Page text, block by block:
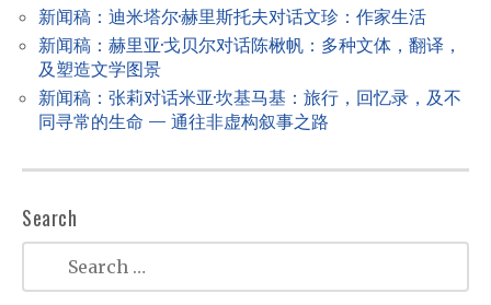
i
n
新闻稿：迪米塔尔·赫里斯托夫对话文珍：作家生活
新闻稿：赫里亚·戈贝尔对话陈楸帆：多种文体，翻译，
及塑造文学图景
新闻稿：张莉对话米亚·坎基马基：旅行，回忆录，及不
同寻常的生命 — 通往非虚构叙事之路
Search